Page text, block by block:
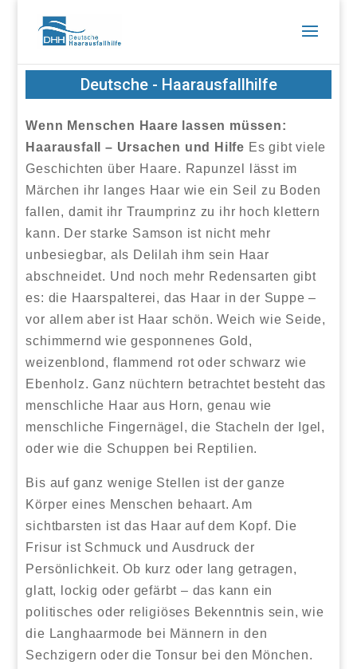
Deutsche - Haarausfallhilfe
Wenn Menschen Haare lassen müssen:
Haarausfall – Ursachen und Hilfe Es gibt viele
Geschichten über Haare. Rapunzel lässt im
Märchen ihr langes Haar wie ein Seil zu Boden
fallen, damit ihr Traumprinz zu ihr hoch klettern
kann. Der starke Samson ist nicht mehr
unbesiegbar, als Delilah ihm sein Haar
abschneidet. Und noch mehr Redensarten gibt
es: die Haarspalterei, das Haar in der Suppe –
vor allem aber ist Haar schön. Weich wie Seide,
schimmernd wie gesponnenes Gold,
weizenblond, flammend rot oder schwarz wie
Ebenholz. Ganz nüchtern betrachtet besteht das
menschliche Haar aus Horn, genau wie
menschliche Fingernägel, die Stacheln der Igel,
oder wie die Schuppen bei Reptilien.
Bis auf ganz wenige Stellen ist der ganze
Körper eines Menschen behaart. Am
sichtbarsten ist das Haar auf dem Kopf. Die
Frisur ist Schmuck und Ausdruck der
Persönlichkeit. Ob kurz oder lang getragen,
glatt, lockig oder gefärbt – das kann ein
politisches oder religiöses Bekenntnis sein, wie
die Langhaarmode bei Männern in den
Sechzigern oder die Tonsur bei den Mönchen.